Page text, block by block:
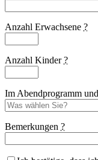
Anzahl Erwachsene ?
Anzahl Kinder?
Im Abendprogramm
Bemerkungen ?